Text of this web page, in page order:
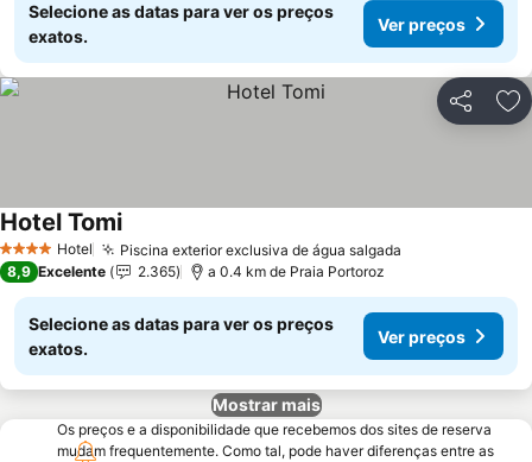
Selecione as datas para ver os preços
exatos.
Ver preços
Partilhar
4 EstrelasHotel Piscina exterior exclusiva de água salgada
Hotel Tomi
8,9 Excelente 2.365 a 0.4 km de Praia Portoroz
Selecione as datas para ver os preços
exatos.
Ver preços
Mostrar mais
Os preços e a disponibilidade que recebemos dos sites de reserva
mudam frequentemente. Como tal, pode haver diferenças entre as